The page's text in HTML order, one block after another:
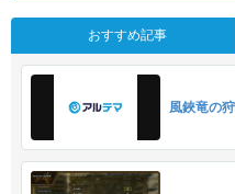
おすすめ記事
風鋏竜の